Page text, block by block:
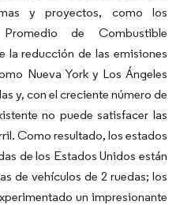
y proyectos, como los
de Combustible
la reducción de las emisiones
Nueva York y Los Ángeles
y, con el creciente número de
no puede satisfacer las
Como resultado, los estados
de los Estados Unidos están
de vehículos de 2 ruedas; los
un impresionante